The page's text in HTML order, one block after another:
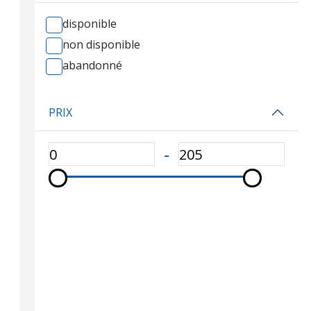
disponible
non disponible
abandonné
PRIX
‐